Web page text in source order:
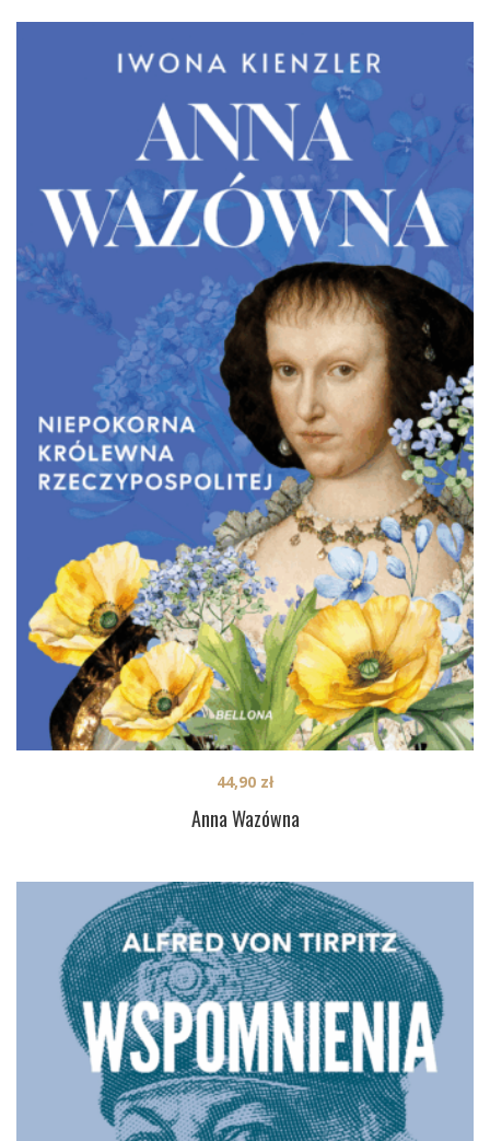
Anna Wazówna
44,90 zł